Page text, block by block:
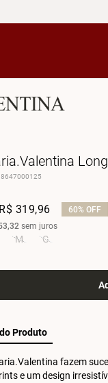
R$ 319,96 60% OFF
,32 sem juros
M G
Produto
fazem
e um design